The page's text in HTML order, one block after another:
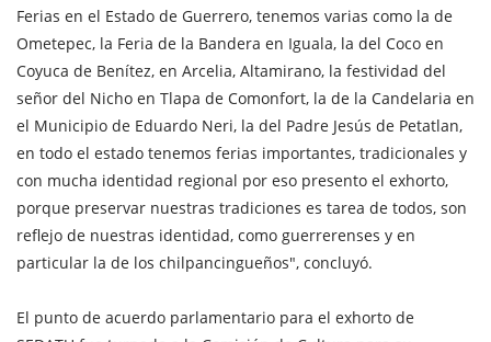
Ferias en el Estado de Guerrero, tenemos varias como la de
Ometepec, la Feria de la Bandera en Iguala, la del Coco en
Coyuca de Benítez, en Arcelia, Altamirano, la festividad del
señor del Nicho en Tlapa de Comonfort, la de la Candelaria en
el Municipio de Eduardo Neri, la del Padre Jesús de Petatlan,
en todo el estado tenemos ferias importantes, tradicionales y
con mucha identidad regional por eso presento el exhorto,
porque preservar nuestras tradiciones es tarea de todos, son
reflejo de nuestras identidad, como guerrerenses y en
particular la de los chilpancingueños", concluyó.
El punto de acuerdo parlamentario para el exhorto de